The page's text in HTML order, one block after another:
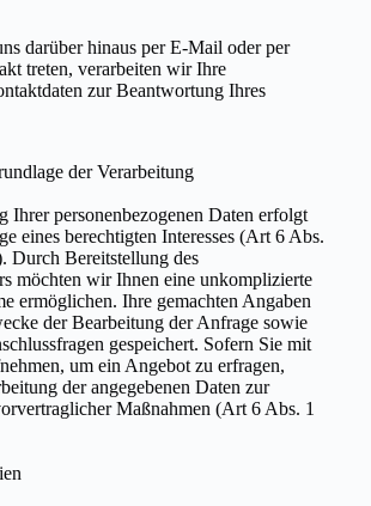
darüber hinaus per E-Mail oder per
treten, verarbeiten wir Ihre
zur Beantwortung Ihres
der Verarbeitung
Ihrer personenbezogenen Daten erfolgt
eines berechtigten Interesses (Art 6 Abs.
Durch Bereitstellung des
möchten wir Ihnen eine unkomplizierte
ermöglichen. Ihre gemachten Angaben
der Bearbeitung der Anfrage sowie
gespeichert. Sofern Sie mit
um ein Angebot zu erfragen,
der angegebenen Daten zur
Maßnahmen (Art 6 Abs. 1